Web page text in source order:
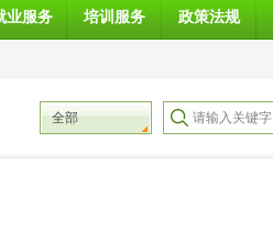
业服务 培训服务 政策法规
全部